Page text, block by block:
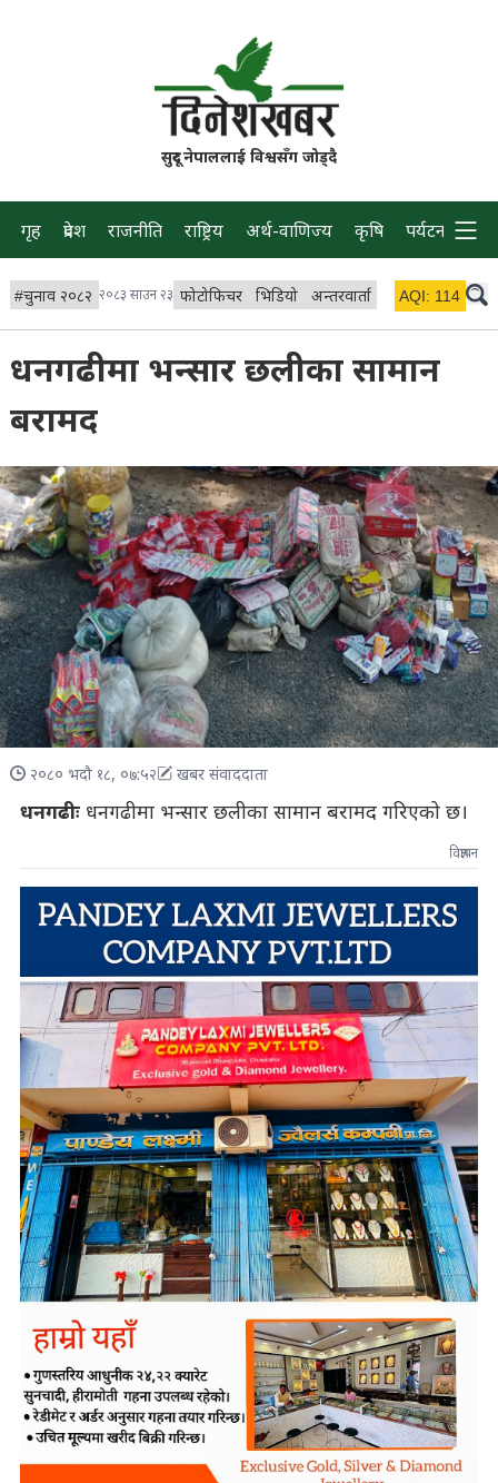
सुदूर नेपाललाई विश्वसँग जोड्दै
गृह प्रदेश राजनीति राष्ट्रिय अर्थ-वाणिज्य कृषि पर्यटन प्रवास
#चुनाव २०८२ २०८३ साउन २३ फोटोफिचर भिडियो अन्तरवार्ता विचार/ब्लग
AQI: 114
धनगढीमा भन्सार छलीका सामान
बरामद
२०८० भदौ १८, ०७:५२ खबर संवाददाता
धनगढीःधनगढीमा भन्सार छलीका सामान बरामद गरिएको छ।
विज्ञापन